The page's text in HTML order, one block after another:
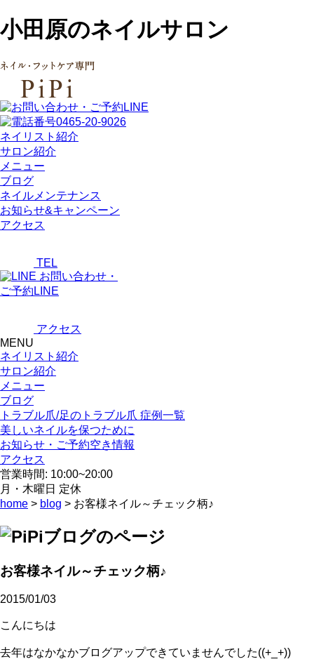
小田原のネイルサロン
ネイリスト紹介
サロン紹介
メニュー
ブログ
ネイルメンテナンス
お知らせ&キャンペーン
アクセス
TEL
お問い合わせ・
ご予約LINE
アクセス
MENU
ネイリスト紹介
サロン紹介
メニュー
ブログ
トラブル爪/足のトラブル爪 症例一覧
美しいネイルを保つために
お知らせ・ご予約空き情報
アクセス
営業時間: 10:00~20:00
月・木曜日 定休
home > blog > お客様ネイル～チェック柄♪
お客様ネイル～チェック柄♪
2015/01/03
こんにちは
去年はなかなかブログアップできていませんでした((+_+))